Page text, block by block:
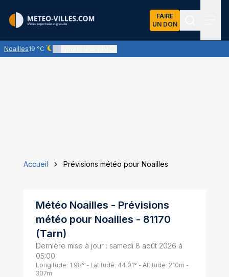
FAIRE
UN DON
Noailles19 °C
Ciel dégagé - quasiment pas de nuages
Accueil Prévisions météo pour Noailles
Météo Noailles - Prévisions
météo pour Noailles - 81170
(Tarn)
Dernière mise à jour : samedi 8 août 2026 à
05:00
Longitude: 1.98° - Latitude: 44.01° - Altitude: 210m -
307m